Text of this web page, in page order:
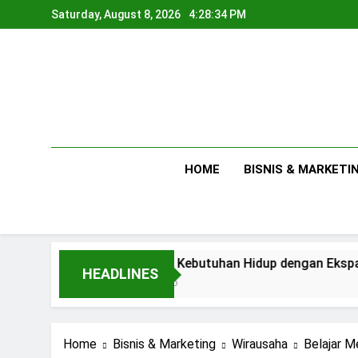
to
Saturday, August 8, 2026 4:28:35 PM
HOME BISNIS &
HEADLINES
Antara Kebutuhan Hidup dengan Ekspansi Usaha
Home Bisnis & Marketing Wirausaha Belajar